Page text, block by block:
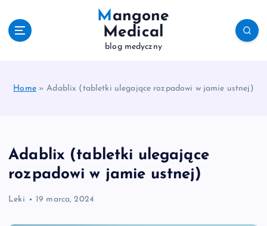
Mangone
Medical
blog medyczny
Home»Adablix (tabletki ulegające rozpadowi w jamie ustnej)
Adablix (tabletki ulegające
rozpadowi w jamie ustnej)
Leki 19 marca, 2024